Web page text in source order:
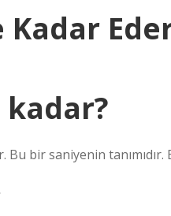
Kadar
kadar?
bir saniyenin